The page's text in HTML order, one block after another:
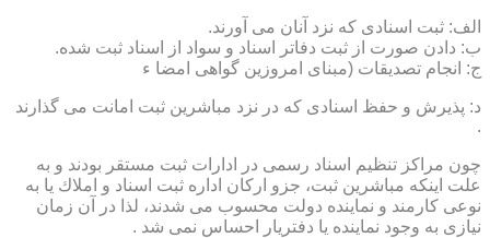
الف: ثبت اسنادی كه نزد آنان می آورند.
ب: دادن صورت از ثبت دفاتر اسناد و سواد از اسناد ثبت شده.
ج: انجام تصدیقات (مبنای امروزین گواهی امضا ء
د: پذیرش و حفظ اسنادی كه در نزد مباشرین ثبت امانت می گذارند
.
چون مراكز تنظیم اسناد رسمی در ادارات ثبت مستقر بودند و به
علت اینكه مباشرین ثبت، جزو اركان اداره ثبت اسناد و املاك یا به
نوعی كارمند و نماینده دولت محسوب می شدند، لذا در آن زمان
نیازی به وجود نماینده یا دفتریار احساس نمی شد .